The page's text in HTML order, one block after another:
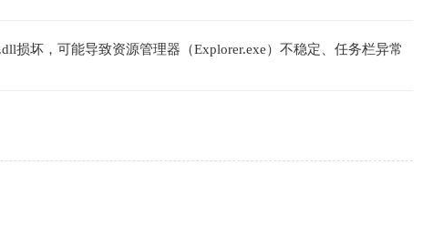
损坏，可能导致资源管理器（Explorer.exe）不稳定、任务栏异常